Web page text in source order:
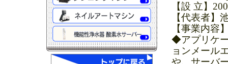
【設 立】
【代表者】
【事業内容
◆アプリケ
ョンメール
や、サーバ